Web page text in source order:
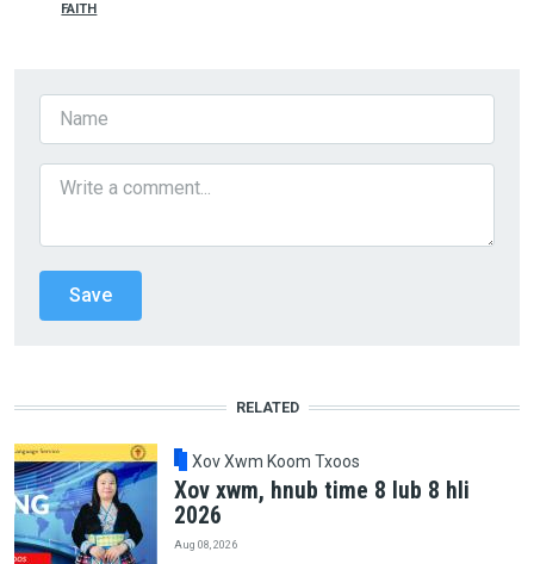
FAITH
RELATED
Xov Xwm Koom Txoos
Xov xwm, hnub time 8 lub 8 hli
2026
Aug 08, 2026